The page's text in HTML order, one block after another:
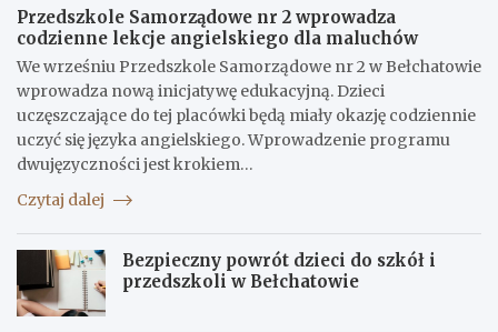
Przedszkole Samorządowe nr 2 wprowadza
codzienne lekcje angielskiego dla maluchów
We wrześniu Przedszkole Samorządowe nr 2 w Bełchatowie
wprowadza nową inicjatywę edukacyjną. Dzieci
uczęszczające do tej placówki będą miały okazję codziennie
uczyć się języka angielskiego. Wprowadzenie programu
dwujęzyczności jest krokiem…
Czytaj dalej
Bezpieczny powrót dzieci do szkół i
przedszkoli w Bełchatowie